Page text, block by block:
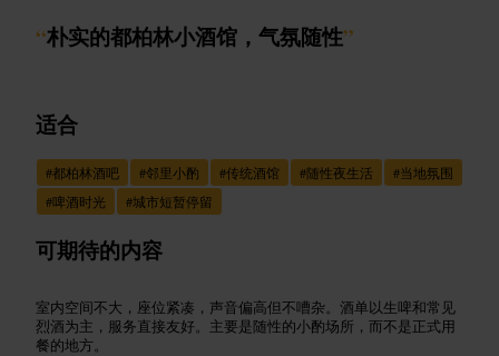
“朴实的都柏林小酒馆，气氛随性”
适合
#都柏林酒吧 #邻里小酌 #传统酒馆 #随性夜生活 #当地氛围
#啤酒时光 #城市短暂停留
可期待的内容
室内空间不大，座位紧凑，声音偏高但不嘈杂。酒单以生啤和常见
烈酒为主，服务直接友好。主要是随性的小酌场所，而不是正式用
餐的地方。